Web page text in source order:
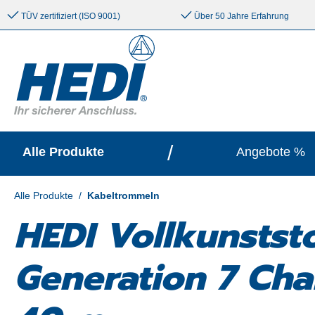
springen Zur Hauptnavigation springen
TÜV zertifiziert (ISO 9001) Über 50 Jahre Erfahrung
Alle Produkte / Angebote %
Alle Produkte / Kabeltrommeln
HEDI
Generation 7